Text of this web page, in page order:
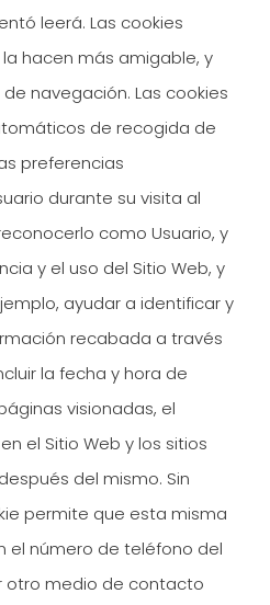
leerá. Las cookies
hacen más amigable, y
navegación. Las cookies
de recogida de
preferencias
durante su visita al
como Usuario, y
y el uso del Sitio Web, y
ayudar a identificar y
recabada a través
la fecha y hora de
visionadas, el
el Sitio Web y los sitios
del mismo. Sin
permite que esta misma
el número de teléfono del
otro medio de contacto